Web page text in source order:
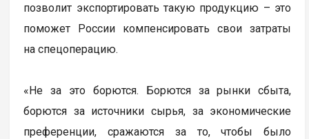
позволит экспортировать такую продукцию – это
поможет России компенсировать свои затраты
на спецоперацию.
«Не за это борются. Борются за рынки сбыта,
борются за источники сырья, за экономические
преференции, сражаются за то, чтобы было